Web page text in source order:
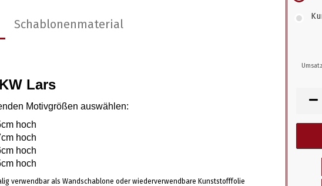
Schablonenmaterial
Lars
Motivgrößen auswählen:
hoch
hoch
hoch
hoch
verwendbar als Wandschablone oder wiederverwendbare Kunststofffolie